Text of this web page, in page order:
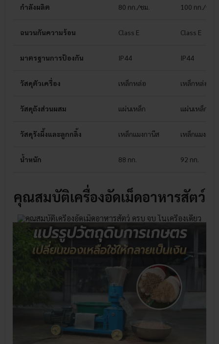
กำลังผลิต 80 กก./ชม. 100 กก./ชม.
ฉนวนกันความร้อน Class E Class E
มาตรฐานการป้องกัน IP44 IP44
วัสดุตัวเครื่อง เหล็กหล่อ เหล็กหล่อ
วัสดุถังส่วนผสม แผ่นเหล็ก แผ่นเหล็ก
วัสดุรังผึ้งและลูกกลิ้ง เหล็กแมงกานีส เหล็กแมงกา
น้ำหนัก 88 กก. 92 กก.
คุณสมบัติเครื่องอัดเม็ดอาหารสัตว์